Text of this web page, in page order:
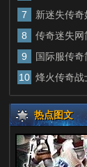
7
新迷失传
8
传奇迷失网
9
国际服传
10 烽火传奇战
热点图文